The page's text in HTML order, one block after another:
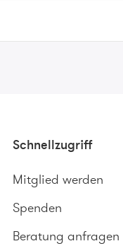
Schnellzugriff
Mitglied werden
Spenden
Beratung anfragen